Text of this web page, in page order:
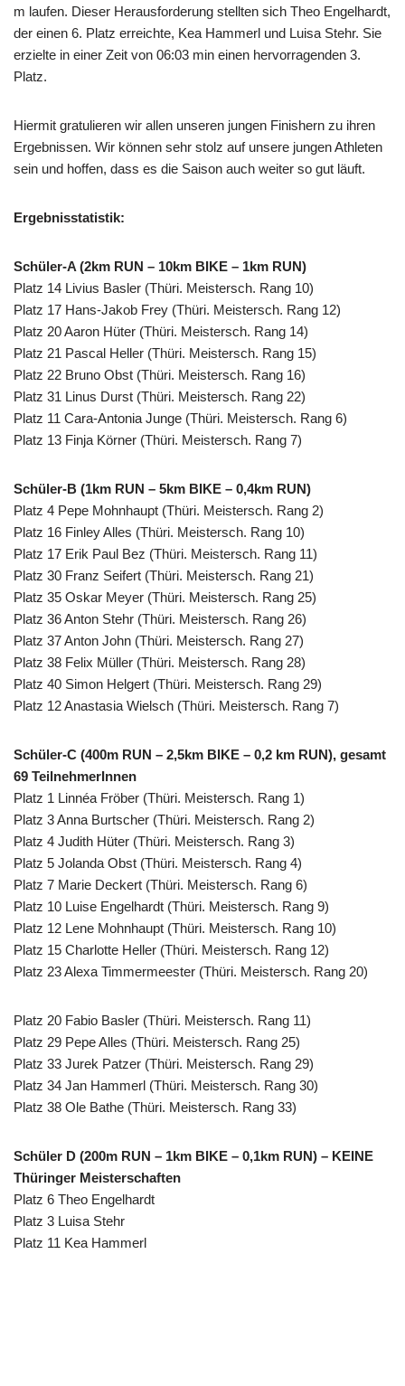
m laufen. Dieser Herausforderung stellten sich Theo Engelhardt,
der einen 6. Platz erreichte, Kea Hammerl und Luisa Stehr. Sie
erzielte in einer Zeit von 06:03 min einen hervorragenden 3.
Platz.
Hiermit gratulieren wir allen unseren jungen Finishern zu ihren
Ergebnissen. Wir können sehr stolz auf unsere jungen Athleten
sein und hoffen, dass es die Saison auch weiter so gut läuft.
Ergebnisstatistik:
Schüler-A (2km RUN – 10km BIKE – 1km RUN)
Platz 14 Livius Basler (Thüri. Meistersch. Rang 10)
Platz 17 Hans-Jakob Frey (Thüri. Meistersch. Rang 12)
Platz 20 Aaron Hüter (Thüri. Meistersch. Rang 14)
Platz 21 Pascal Heller (Thüri. Meistersch. Rang 15)
Platz 22 Bruno Obst (Thüri. Meistersch. Rang 16)
Platz 31 Linus Durst (Thüri. Meistersch. Rang 22)
Platz 11 Cara-Antonia Junge (Thüri. Meistersch. Rang 6)
Platz 13 Finja Körner (Thüri. Meistersch. Rang 7)
Schüler-B (1km RUN – 5km BIKE – 0,4km RUN)
Platz 4 Pepe Mohnhaupt (Thüri. Meistersch. Rang 2)
Platz 16 Finley Alles (Thüri. Meistersch. Rang 10)
Platz 17 Erik Paul Bez (Thüri. Meistersch. Rang 11)
Platz 30 Franz Seifert (Thüri. Meistersch. Rang 21)
Platz 35 Oskar Meyer (Thüri. Meistersch. Rang 25)
Platz 36 Anton Stehr (Thüri. Meistersch. Rang 26)
Platz 37 Anton John (Thüri. Meistersch. Rang 27)
Platz 38 Felix Müller (Thüri. Meistersch. Rang 28)
Platz 40 Simon Helgert (Thüri. Meistersch. Rang 29)
Platz 12 Anastasia Wielsch (Thüri. Meistersch. Rang 7)
Schüler-C (400m RUN – 2,5km BIKE – 0,2 km RUN), gesamt
69 TeilnehmerInnen
Platz 1 Linnéa Fröber (Thüri. Meistersch. Rang 1)
Platz 3 Anna Burtscher (Thüri. Meistersch. Rang 2)
Platz 4 Judith Hüter (Thüri. Meistersch. Rang 3)
Platz 5 Jolanda Obst (Thüri. Meistersch. Rang 4)
Platz 7 Marie Deckert (Thüri. Meistersch. Rang 6)
Platz 10 Luise Engelhardt (Thüri. Meistersch. Rang 9)
Platz 12 Lene Mohnhaupt (Thüri. Meistersch. Rang 10)
Platz 15 Charlotte Heller (Thüri. Meistersch. Rang 12)
Platz 23 Alexa Timmermeester (Thüri. Meistersch. Rang 20)
Platz 20 Fabio Basler (Thüri. Meistersch. Rang 11)
Platz 29 Pepe Alles (Thüri. Meistersch. Rang 25)
Platz 33 Jurek Patzer (Thüri. Meistersch. Rang 29)
Platz 34 Jan Hammerl (Thüri. Meistersch. Rang 30)
Platz 38 Ole Bathe (Thüri. Meistersch. Rang 33)
Schüler D (200m RUN – 1km BIKE – 0,1km RUN) – KEINE
Thüringer Meisterschaften
Platz 6 Theo Engelhardt
Platz 3 Luisa Stehr
Platz 11 Kea Hammerl